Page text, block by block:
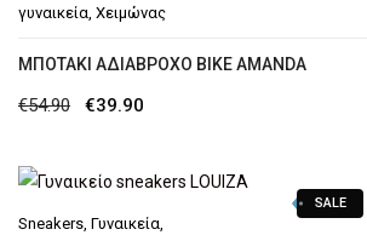
€39.90.
γυναικεία, Χειμώνας
ΜΠΟΤΆΚΙ ΑΔΙΆΒΡΟΧΟ BIKE AMANDA
€54.90
Original
was:
€54.90.
€39.90
τιμή
είναι:
SALE
Sneakers, Γυναικεία,